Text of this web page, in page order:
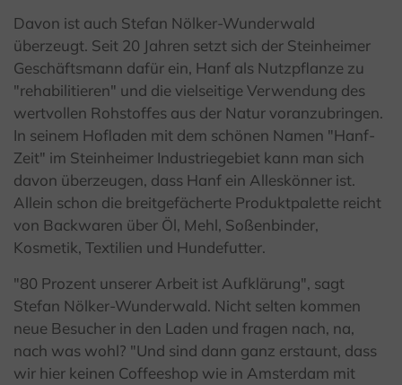
Davon ist auch Stefan Nölker-Wunderwald
überzeugt. Seit 20 Jahren setzt sich der Steinheimer
Geschäftsmann dafür ein, Hanf als Nutzpflanze zu
"rehabilitieren" und die vielseitige Verwendung des
wertvollen Rohstoffes aus der Natur voranzubringen.
In seinem Hofladen mit dem schönen Namen "Hanf-
Zeit" im Steinheimer Industriegebiet kann man sich
davon überzeugen, dass Hanf ein Alleskönner ist.
Allein schon die breitgefächerte Produktpalette reicht
von Backwaren über Öl, Mehl, Soßenbinder,
Kosmetik, Textilien und Hundefutter.
"80 Prozent unserer Arbeit ist Aufklärung", sagt
Stefan Nölker-Wunderwald. Nicht selten kommen
neue Besucher in den Laden und fragen nach, na,
nach was wohl? "Und sind dann ganz erstaunt, dass
wir hier keinen Coffeeshop wie in Amsterdam mit